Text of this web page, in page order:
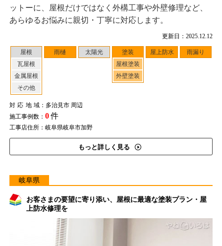
更新日：2025.12.12
屋根
瓦屋根
金属屋根
その他
雨樋 太陽光
塗装
屋根塗装
外壁塗装
屋上防水 雨漏り
対応地域：多治見市 周辺
施工事例数： 0件
工事店住所：岐阜県岐阜市加野
もっと詳しく見る
ットーに、屋根だけではなく外構工事や外壁修理など、
あらゆるお悩みに親切・丁寧に対応します。
岐阜県
お客さまの要望に寄り添い、屋根に最適な塗装プラン・屋
上防水修理を